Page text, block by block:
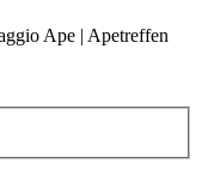
Ape | Apetreffen